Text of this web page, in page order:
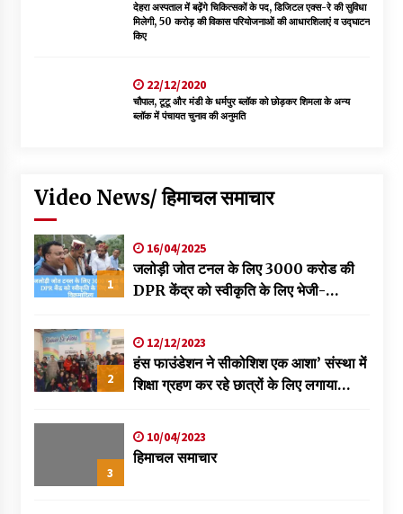
देहरा अस्पताल में बढ़ेंगे चिकित्सकों के पद, डिजिटल एक्स-रे की सुविधा
मिलेगी, 50 करोड़ की विकास परियोजनाओं की आधारशिलाएं व उद्घाटन
किए
22/12/2020
चौपाल, टूटू और मंडी के धर्मपुर ब्लॉक को छोड़कर शिमला के अन्य
ब्लॉक में पंचायत चुनाव की अनुमति
Video News/ हिमाचल समाचार
1
16/04/2025
जलोड़ी जोत टनल के लिए 3000 करोड की
DPR केंद्र को स्वीकृति के लिए भेजी-
2
12/12/2023
हंस फाउंडेशन ने सीकोशिश एक आशा’ संस्था में
शिक्षा ग्रहण कर रहे छात्रों के लिए लगाया
3
10/04/2023
हिमाचल समाचार